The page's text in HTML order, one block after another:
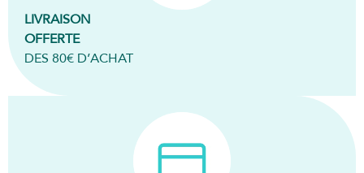
LIVRAISON
OFFERTE
DES 80€ D’ACHAT